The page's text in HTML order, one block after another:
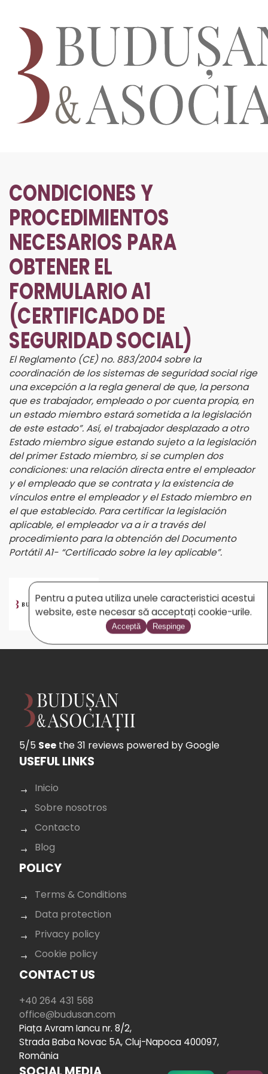
CONDICIONES Y
PROCEDIMIENTOS
NECESARIOS PARA
OBTENER EL
FORMULARIO A1
(CERTIFICADO DE
SEGURIDAD SOCIAL)
El Reglamento (CE) no. 883/2004 sobre la
coordinación de los sistemas de seguridad social rige
una excepción a la regla general de que, la persona
que es trabajador, empleado o por cuenta propia, en
un estado miembro estará sometida a la legislación
de este estado”.Así, el trabajador desplazado a otro
Estado miembro sigue estando sujeto a la legislación
del primer Estado miembro, si se cumplen dos
condiciones: una relación directa entre el empleador
y el empleado que se contrata y la existencia de
vínculos entre el empleador y el Estado miembro en
el que establecido. Para certificar la legislación
aplicable, el empleador va a ir a través del
procedimiento para la obtención del Documento
Portátil A1- “Certificado sobre la ley aplicable”.
BUDUSAN.COM
5/5 See the 31 reviews powered by Google
USEFUL LINKS
Inicio
Sobre nosotros
Contacto
Blog
POLICY
Terms & Conditions
Data protection
Privacy policy
Cookie policy
CONTACT US
+40 264 431 568
office@budusan.com
Piața Avram Iancu nr. 8/2,
Strada Baba Novac 5A, Cluj-Napoca 400097,
România
Pentru a putea utiliza unele caracteristici acestui
website, este necesar să acceptați cookie-urile.
Acceptă Respinge